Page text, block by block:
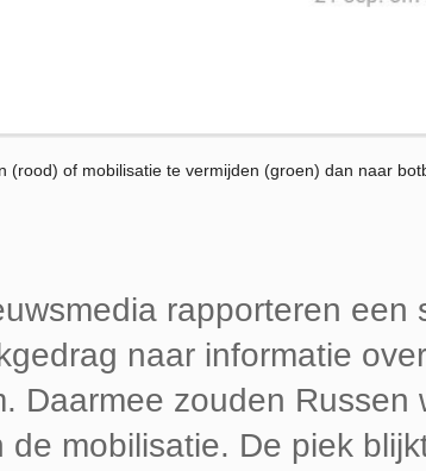
of mobilisatie te vermijden (groen) dan naar
rapporteren een
naar informatie
Daarmee zouden Russen
mobilisatie. De piek